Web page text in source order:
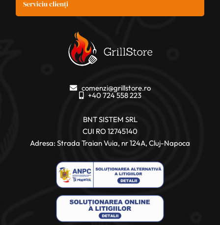
Serviciu clienți
comenzi@grillstore.ro
+40 724 558 223
BNT SISTEM SRL
CUI RO 12745140
Adresa: Strada Traian Vuia, nr 124A, Cluj-Napoca